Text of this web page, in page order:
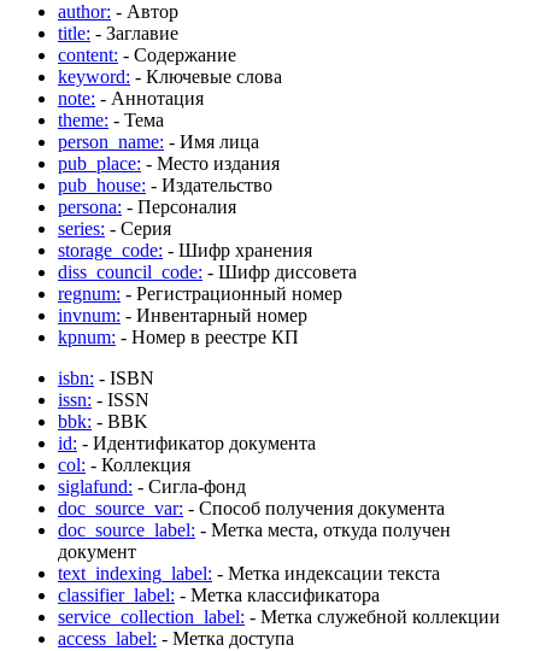
author: - Автор
title: - Заглавие
content: - Содержание
keyword: - Ключевые слова
note: - Аннотация
theme: - Тема
person_name: - Имя лица
pub_place: - Место издания
pub_house: - Издательство
persona: - Персоналия
series: - Серия
storage_code: - Шифр хранения
diss_council_code: - Шифр диссовета
regnum: - Регистрационный номер
invnum: - Инвентарный номер
kpnum: - Номер в реестре КП
isbn: - ISBN
issn: - ISSN
bbk: - BBK
id: - Идентификатор документа
col: - Коллекция
siglafund: - Сигла-фонд
doc_source_var: - Способ получения документа
doc_source_label: - Метка места, откуда получен
документ
text_indexing_label: - Метка индексации текста
classifier_label: - Метка классификатора
service_collection_label: - Метка служебной коллекции
access_label: - Метка доступа